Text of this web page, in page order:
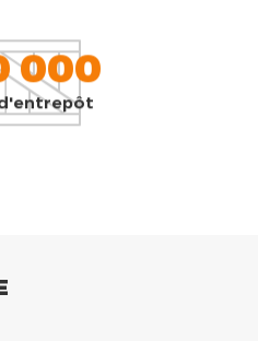
000